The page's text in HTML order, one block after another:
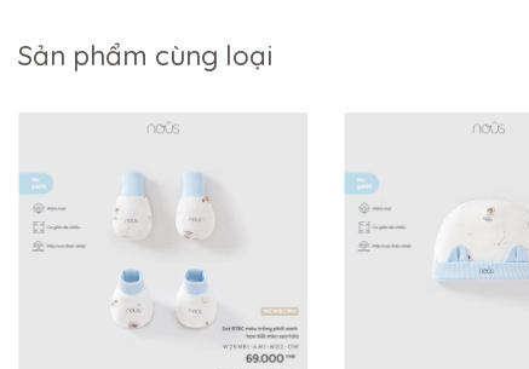
Sản phẩm cùng loại